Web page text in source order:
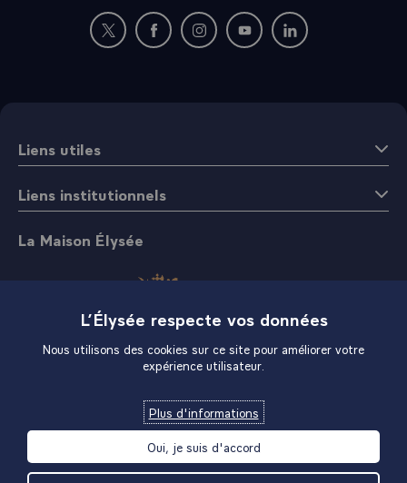
Nouvelle fenêtre : rejoignez-nous sur Twitter
Nouvelle fenêtre : rejoignez-nous sur
Nouvelle fenêtre : rejoignez-nous
Nouvelle fenêtre :
Nouvelle fenêtre :
Liens utiles
Liens institutionnels
La Maison Élysée
L’Élysée respecte vos données
Nous utilisons des cookies sur ce site pour améliorer votre
expérience utilisateur.
Plus d'informations
Oui, je suis d'accord